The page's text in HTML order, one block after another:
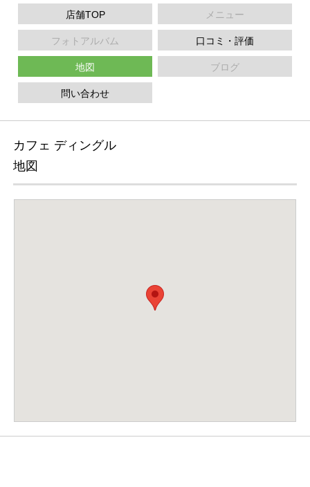
店舗TOP メニュー
フォトアルバム 口コミ・評価
地図 ブログ
問い合わせ
カフェ ディングル
地図